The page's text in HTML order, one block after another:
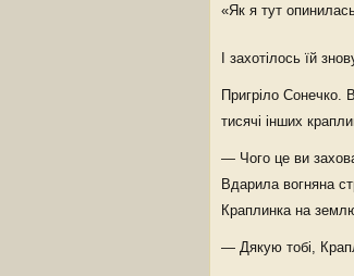
«Як я тут
І захотілось їй
Пригріло Сонечко.
тисячі інших
— Чого це ви
Вдарила вогняна
Краплинка на
— Дякую тобі,